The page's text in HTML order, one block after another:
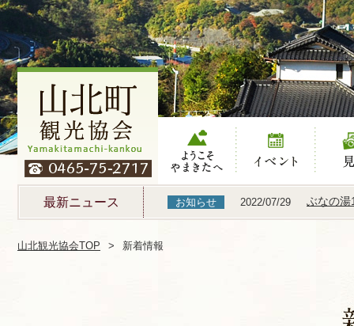
ようこそやまき
たへ
イベント 見る
最新ニュース お知らせ 2022/07/29 ぶなの湯
山北観光協会TOP 新着情報